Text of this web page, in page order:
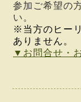
参加ご希望の
い。
※当方のヒー
ありません。
▼お問合せ・